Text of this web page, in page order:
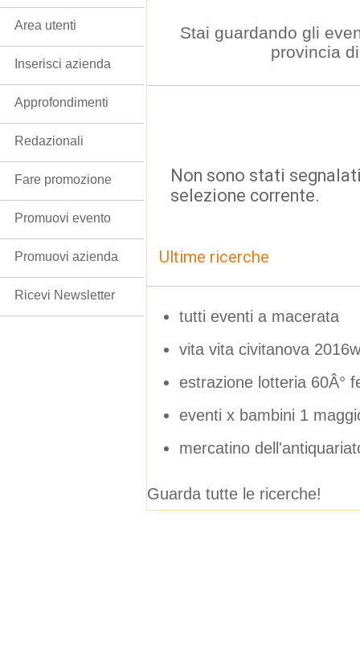
Stai guardando gli
provincia
Non sono stati
selezione corrente.
Ultime ricerche
tutti eventi a macerata
vita vita civitanova
estrazione lotteria 60Â°
eventi x bambini 1
mercatino
Guarda tutte le ricerche!
Area utenti
Inserisci azienda
Approfondimenti
Redazionali
Fare promozione
Promuovi evento
Promuovi azienda
Ricevi Newsletter